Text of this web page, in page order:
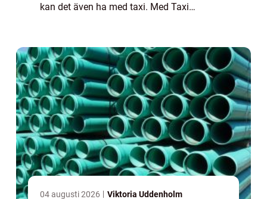
kan det även ha med taxi. Med Taxi
04 augusti 2026 Viktoria Uddenholm